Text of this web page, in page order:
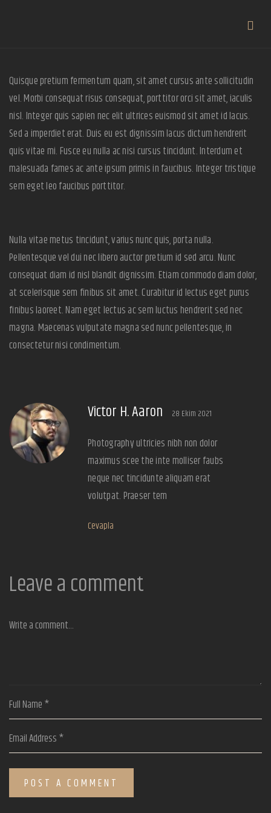
Quisque pretium fermentum quam, sit amet cursus ante sollicitudin
vel. Morbi consequat risus consequat, porttitor orci sit amet, iaculis
nisl. Integer quis sapien nec elit ultrices euismod sit amet id lacus.
Sed a imperdiet erat. Duis eu est dignissim lacus dictum hendrerit
quis vitae mi. Fusce eu nulla ac nisi cursus tincidunt. Interdum et
malesuada fames ac ante ipsum primis in faucibus. Integer tristique
sem eget leo faucibus porttitor.
Nulla vitae metus tincidunt, varius nunc quis, porta nulla.
Pellentesque vel dui nec libero auctor pretium id sed arcu. Nunc
consequat diam id nisl blandit dignissim. Etiam commodo diam dolor,
at scelerisque sem finibus sit amet. Curabitur id lectus eget purus
finibus laoreet. Nam eget lectus ac sem luctus hendrerit sed nec
magna. Maecenas vulputate magna sed nunc pellentesque, in
consectetur nisi condimentum.
Victor H. Aaron 28 Ekim 2021
Photography ultricies nibh non dolor
maximus scee the inte molliser faubs
neque nec tincidunte aliquam erat
volutpat. Praeser tem
Cevapla
Leave a comment